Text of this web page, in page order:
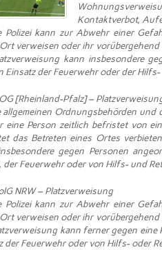
Kontaktverbot,
Polizei kann zur Abwehr einer
verweisen oder ihr
kann insbesondere
Einsatz der Feuerwehr oder der
[Rheinland-Pfalz] –
allgemeinen Ordnungsbehörden und
eine Person zeitlich befristet von
das Betreten eines Ortes
gegen Personen
der Feuerwehr oder von Hilfs- und
NRW – Platzverweisung
Polizei kann zur Abwehr einer
verweisen oder ihr
kann ferner gegen eine
der Feuerwehr oder von Hilfs- oder